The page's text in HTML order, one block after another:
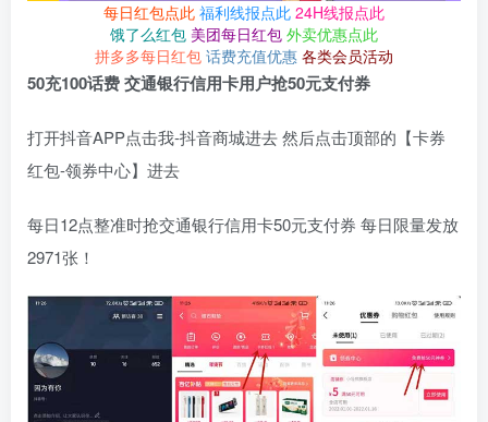
每日红包点此 福利线报点此 24H线报点此
饿了么红包 美团每日红包 外卖优惠点此
拼多多每日红包 话费充值优惠 各类会员活动
50充100话费 交通银行信用卡用户抢50元支付券
打开抖音APP点击我-抖音商城进去 然后点击顶部的【卡券
红包-领券中心】进去
每日12点整准时抢交通银行信用卡50元支付券 每日限量发放
2971张！